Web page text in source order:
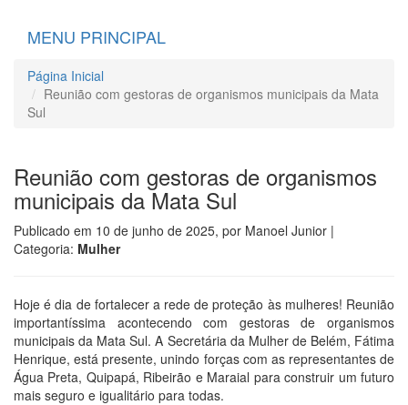
MENU PRINCIPAL
Página Inicial
Reunião com gestoras de organismos municipais da Mata
Sul
Reunião com gestoras de organismos
municipais da Mata Sul
Publicado em 10 de junho de 2025, por Manoel Junior |
Categoria: Mulher
Hoje é dia de fortalecer a rede de proteção às mulheres! Reunião
importantíssima acontecendo com gestoras de organismos
municipais da Mata Sul. A Secretária da Mulher de Belém, Fátima
Henrique, está presente, unindo forças com as representantes de
Água Preta, Quipapá, Ribeirão e Maraial para construir um futuro
mais seguro e igualitário para todas.